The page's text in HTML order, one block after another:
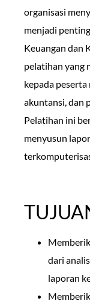
organisasi
menjadi
Keuangan dan
pelatihan yang
kepada
akuntansi, dan
Pelatihan ini
menyusun
dari
laporan